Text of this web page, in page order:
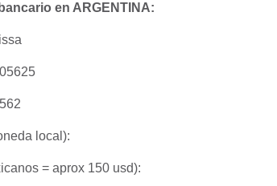
en ARGENTINA:
local):
= aprox 150 usd):